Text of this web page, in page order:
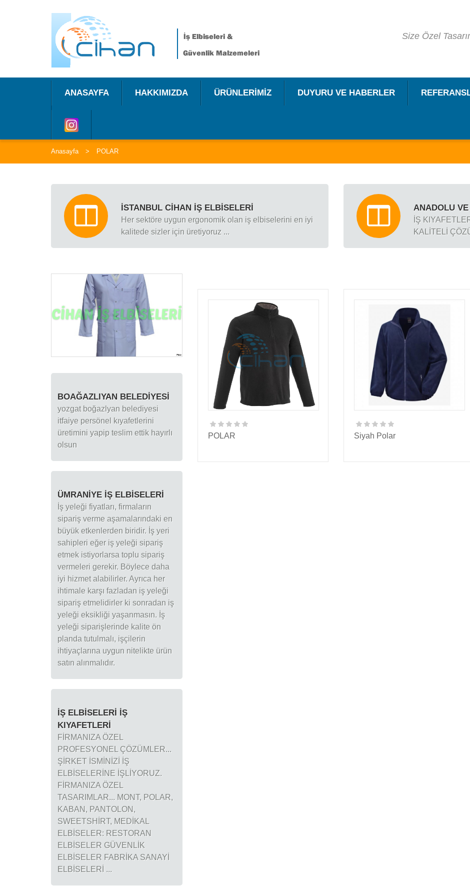
Size Özel
ANASAYFA HAKKIMIZDA ÜRÜNLERİMİZ DUYURU VE HABERLER
Anasayfa POLAR
İSTANBUL CİHAN İŞ ELBİSELERİ
Her sektöre uygun ergonomik olan iş elbiselerini en iyi
kalitede sizler için üretiyoruz ...
ANADOLU
İŞ
KALİTELİ
BOAĞAZLIYAN BELEDIYESI
yozgat boğazlyan belediyesi
itfaiye persönel kıyafetlerini
üretimini yapip teslim ettik hayırlı
olsun
ÜMRANIYE İŞ ELBISELERI
İş yeleği fiyatları, firmaların
sipariş verme aşamalarındaki en
büyük etkenlerden biridir. İş yeri
sahipleri eğer iş yeleği sipariş
etmek istiyorlarsa toplu sipariş
vermeleri gerekir. Böylece daha
iyi hizmet alabilirler. Ayrıca her
ihtimale karşı fazladan iş yeleği
sipariş etmelidirler ki sonradan iş
yeleği eksikliği yaşanmasın. İş
yeleği siparişlerinde kalite ön
planda tutulmalı, işçilerin
ihtiyaçlarına uygun nitelikte ürün
satın alınmalıdır.
İŞ ELBİSELERİ İŞ
KIYAFETLERİ
FİRMANIZA ÖZEL
PROFESYONEL ÇÖZÜMLER...
ŞİRKET İSMİNİZİ İŞ
ELBİSELERİNE İŞLİYORUZ.
FİRMANIZA ÖZEL
TASARIMLAR... MONT, POLAR,
KABAN, PANTOLON,
SWEETSHİRT, MEDİKAL
ELBİSELER: RESTORAN
ELBİSELER GÜVENLİK
ELBİSELER FABRİKA SANAYİ
ELBİSELERİ ...
POLAR Siyah Polar